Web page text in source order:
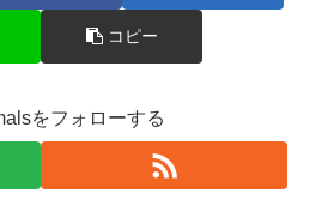
コピー
をフォローする